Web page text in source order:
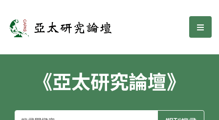
亞太研究論壇 選
《亞太研究論壇》